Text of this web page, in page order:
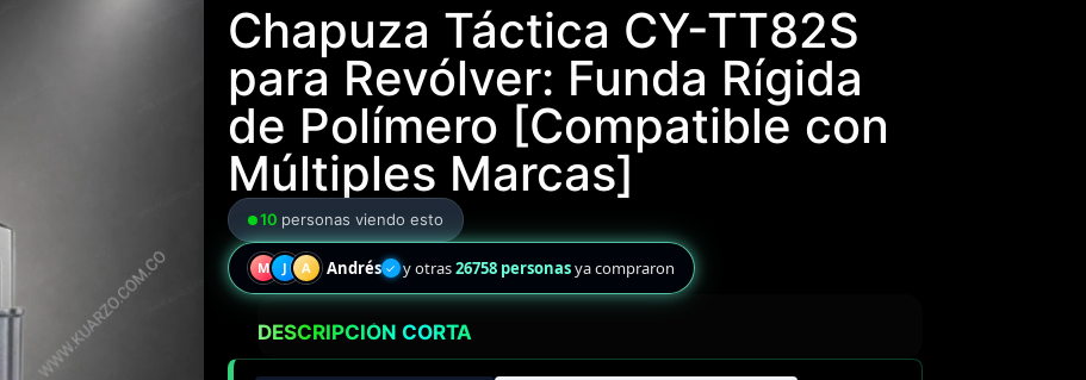
Chapuza Táctica CY-TT82S
para Revólver: Funda Rígida
de Polímero [Compatible con
Múltiples Marcas]
10 personas viendo esto
M J A Andrés ✓ y otras26758 personasya compraron
DESCRIPCIÓN CORTA